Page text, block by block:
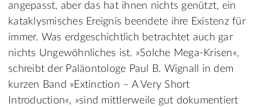
angepasst, aber das hat ihnen nichts genützt, ein
kataklysmisches Ereignis beendete ihre Existenz für
immer. Was erdgeschichtlich betrachtet auch gar
nichts Ungewöhnliches ist. »Solche Mega-Krisen«,
schreibt der Paläontologe Paul B. Wignall in dem
kurzen Band »Extinction – A Very Short
Introduction«, »sind mittlerweile gut dokumentiert